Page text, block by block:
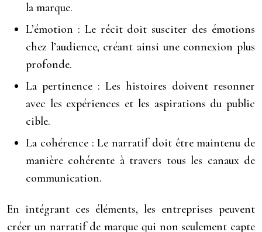
la marque.
L’émotion : Le récit doit susciter des émotions
chez l’audience, créant ainsi une connexion plus
profonde.
La pertinence : Les histoires doivent resonner
avec les expériences et les aspirations du public
cible.
La cohérence : Le narratif doit être maintenu de
manière cohérente à travers tous les canaux de
communication.
En intégrant ces éléments, les entreprises peuvent
créer un narratif de marque qui non seulement capte